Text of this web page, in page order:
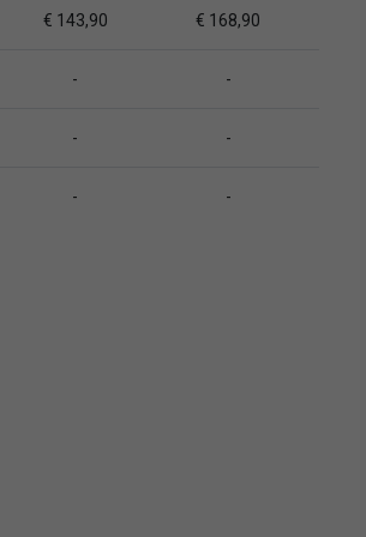
€ 143,90 € 168,90
- -
- -
- -